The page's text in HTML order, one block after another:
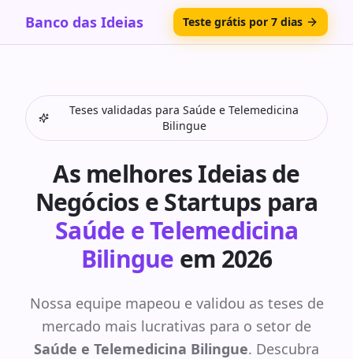
Banco das Ideias Teste grátis por 7 dias
Teses validadas paraSaúde e Telemedicina
Bilingue
As melhores Ideias de
Negócios e Startups para
Saúde e Telemedicina
Bilingue em 2026
Nossa equipe mapeou e validou as teses de
mercado mais lucrativas para o setor de
Saúde e Telemedicina Bilingue. Descubra